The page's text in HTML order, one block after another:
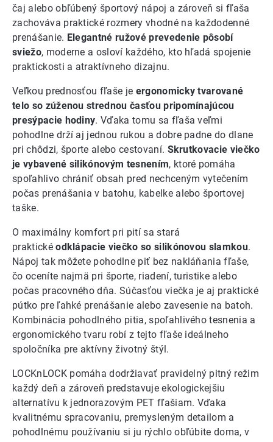
čaj alebo obľúbený športový nápoj a zároveň si fľaša
zachováva praktické rozmery vhodné na každodenné
prenášanie. Elegantné ružové prevedenie pôsobí
sviežo, moderne a osloví každého, kto hľadá spojenie
praktickosti a atraktívneho dizajnu.
Veľkou prednosťou fľaše je ergonomicky tvarované
telo so zúženou strednou časťou pripomínajúcou
presýpacie hodiny. Vďaka tomu sa fľaša veľmi
pohodlne drží aj jednou rukou a dobre padne do dlane
pri chôdzi, športe alebo cestovaní. Skrutkovacie viečko
je vybavené silikónovým tesnením, ktoré pomáha
spoľahlivo chrániť obsah pred nechceným vytečením
počas prenášania v batohu, kabelke alebo športovej
taške.
O maximálny komfort pri pití sa stará
praktické odklápacie viečko so silikónovou slamkou.
Nápoj tak môžete pohodlne piť bez nakláňania fľaše,
čo oceníte najmä pri športe, riadení, turistike alebo
počas pracovného dňa. Súčasťou viečka je aj praktické
pútko pre ľahké prenášanie alebo zavesenie na batoh.
Kombinácia pohodlného pitia, spoľahlivého tesnenia a
ergonomického tvaru robí z tejto fľaše ideálneho
spoločníka pre aktívny životný štýl.
LOCKnLOCK pomáha dodržiavať pravidelný pitný režim
každý deň a zároveň predstavuje ekologickejšiu
alternatívu k jednorazovým PET fľašiam. Vďaka
kvalitnému spracovaniu, premysleným detailom a
pohodlnému používaniu si ju rýchlo obľúbite doma, v